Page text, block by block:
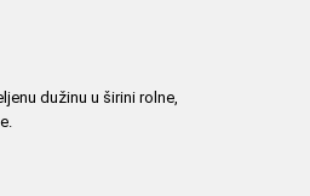
dužinu u širini rolne,